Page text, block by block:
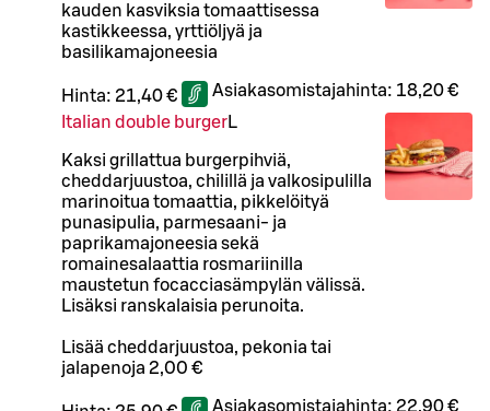
kauden kasviksia tomaattisessa
kastikkeessa, yrttiöljyä ja
basilikamajoneesia
Hinta: 21,40 € Asiakasomistajahinta: 18,20 €
Italian double burgerL
Kaksi grillattua burgerpihviä,
cheddarjuustoa, chilillä ja valkosipulilla
marinoitua tomaattia, pikkelöityä
punasipulia, parmesaani- ja
paprikamajoneesia sekä
romainesalaattia rosmariinilla
maustetun focacciasämpylän välissä.
Lisäksi ranskalaisia perunoita.
Lisää cheddarjuustoa, pekonia tai
jalapenoja 2,00 €
Asiakasomistajahinta: 22,90 €